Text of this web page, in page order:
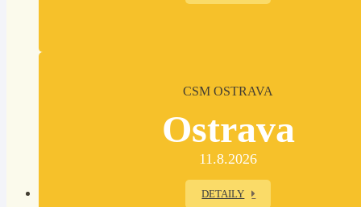
CSM OSTRAVA
Ostrava
11.8.2026
DETAILY